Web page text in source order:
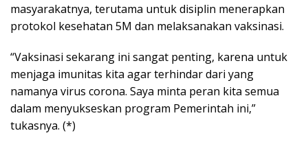
masyarakatnya, terutama untuk disiplin menerapkan
protokol kesehatan 5M dan melaksanakan vaksinasi.
“Vaksinasi sekarang ini sangat penting, karena untuk
menjaga imunitas kita agar terhindar dari yang
namanya virus corona. Saya minta peran kita semua
dalam menyukseskan program Pemerintah ini,”
tukasnya. (*)